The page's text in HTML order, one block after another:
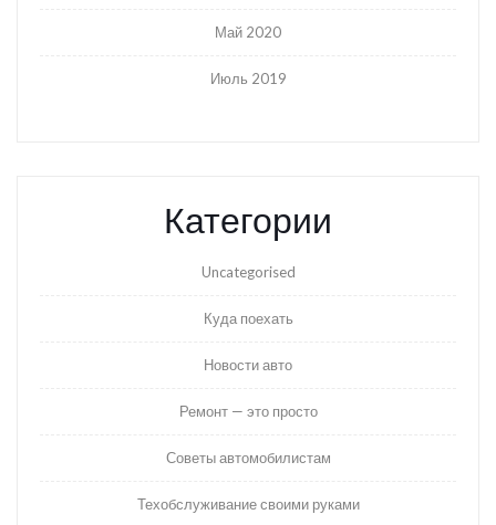
Май 2020
Июль 2019
Категории
Uncategorised
Куда поехать
Новости авто
Ремонт — это просто
Советы автомобилистам
Техобслуживание своими руками